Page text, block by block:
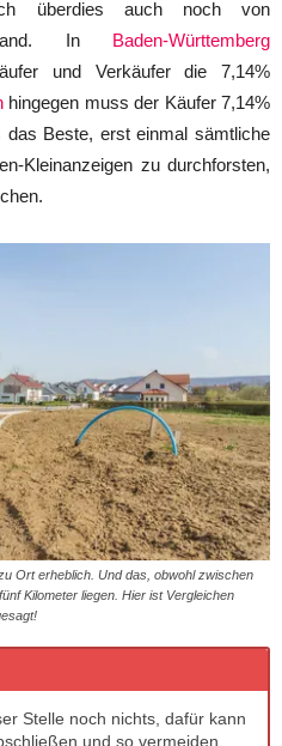
überdies auch noch von
In Baden-Württemberg
und Verkäufer die 7,14%
hingegen muss der Käufer 7,14%
Beste, erst einmal sämtliche
Kleinanzeigen zu durchforsten,
Ort erheblich. Und das, obwohl zwischen
Kilometer liegen. Hier ist Vergleichen
Stelle noch nichts, dafür kann
und so vermeiden,